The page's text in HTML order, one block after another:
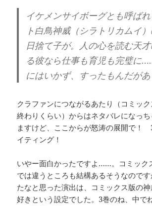
イケメンサイボーグとも呼ば
ト白鳥神威（シラトリカムイ
日捨て子が。人の心を読む天
る彼なら仕事も育児も完璧に
にはいかず、すったもんだがあ
クラファンにつながるあたり（コミッ
終わりくらい）からはネタバレになっ
ますけど、ここからが怒涛の展開で！
イティング！
いやー面白かったですよ……。コミック
では違うところも結構あるそうなので
たなと思った演出は、コミックス版の
好きという設定でした。3巻のね、中で